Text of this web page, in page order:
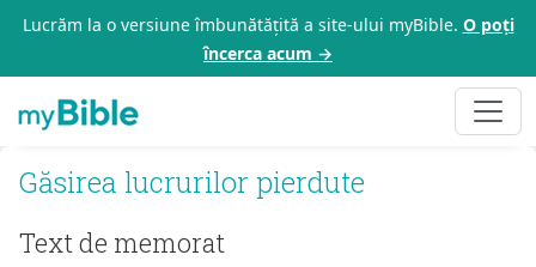
Lucrăm la o versiune îmbunătățită a site-ului myBible. O poți
încerca acum →
Găsirea lucrurilor pierdute
Text de memorat